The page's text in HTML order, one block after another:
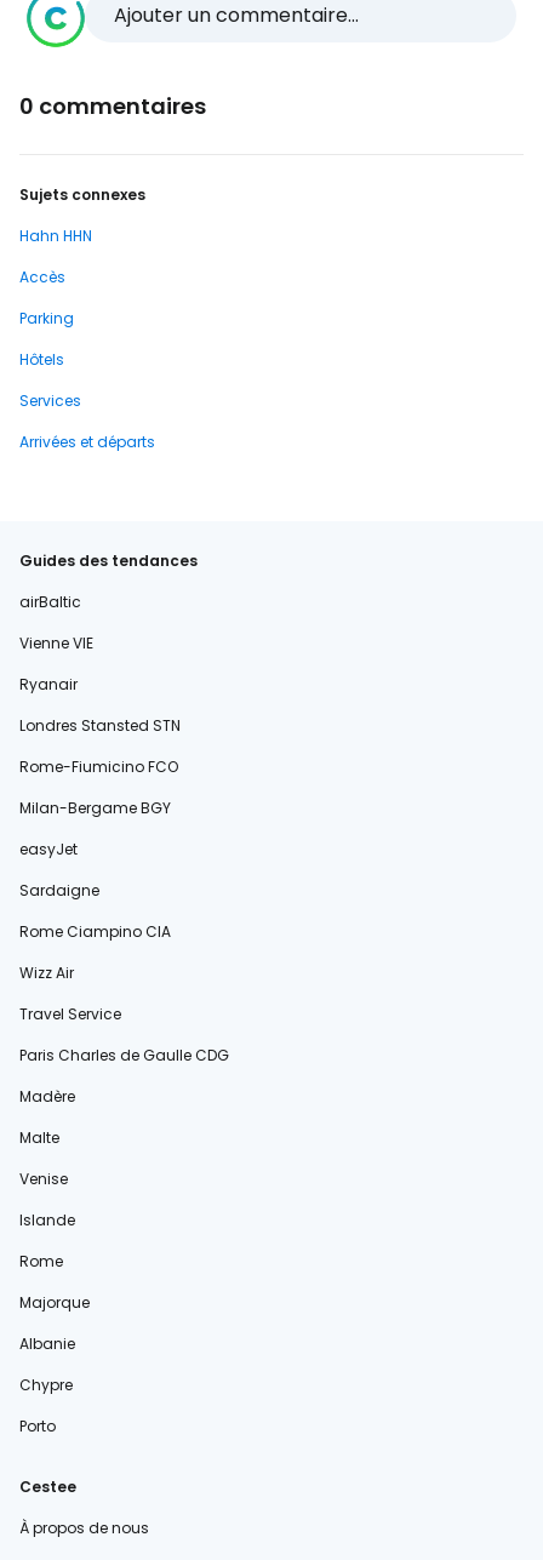
Ajouter un commentaire...
0 commentaires
Sujets connexes
Hahn HHN
Accès
Parking
Hôtels
Services
Arrivées et départs
Guides des tendances
airBaltic
Vienne VIE
Ryanair
Londres Stansted STN
Rome-Fiumicino FCO
Milan-Bergame BGY
easyJet
Sardaigne
Rome Ciampino CIA
Wizz Air
Travel Service
Paris Charles de Gaulle CDG
Madère
Malte
Venise
Islande
Rome
Majorque
Albanie
Chypre
Porto
Cestee
À propos de nous